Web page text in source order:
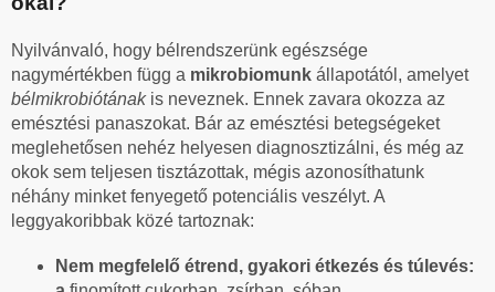
Nyilvánvaló, hogy bélrendszerünk egészsége
nagymértékben függ a mikrobiomunk állapotától, amelyet
bélmikrobiótának is neveznek. Ennek zavara okozza az
emésztési panaszokat. Bár az emésztési betegségeket
meglehetősen nehéz helyesen diagnosztizálni, és még az
okok sem teljesen tisztázottak, mégis azonosíthatunk
néhány minket fenyegető potenciális veszélyt. A
leggyakoribbak közé tartoznak:
Nem megfelelő étrend, gyakori étkezés és túlevés: